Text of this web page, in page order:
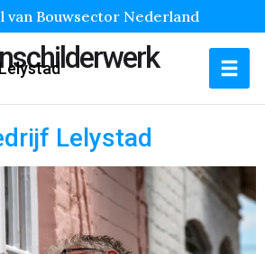
van Bouwsector Nederland
Lelystad